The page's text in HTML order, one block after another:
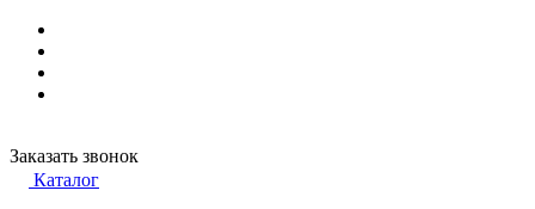
Заказать звонок
Каталог